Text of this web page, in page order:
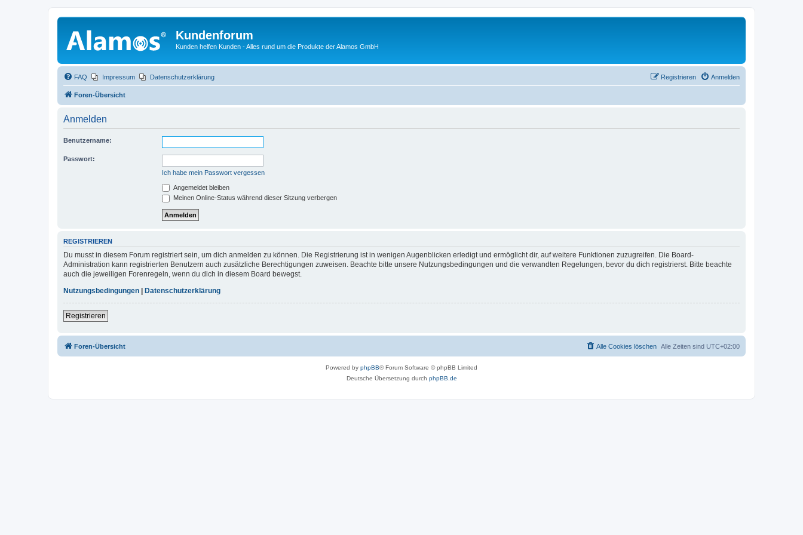
Kundenforum
Kunden helfen Kunden - Alles rund um die Produkte der Alamos GmbH
FAQ Impressum Datenschutzerklärung Anmelden
Registrieren
Foren-Übersicht
Anmelden
Benutzername:
Passwort:
Ich habe mein Passwort vergessen
Angemeldet bleiben
Meinen Online-Status während dieser Sitzung verbergen
REGISTRIEREN
Du musst in diesem Forum registriert sein, um dich anmelden zu können. Die Registrierung ist in wenigen Augenblicken erledigt und ermöglicht dir, auf weitere Funktionen zuzugreifen. Die Board-
Administration kann registrierten Benutzern auch zusätzliche Berechtigungen zuweisen. Beachte bitte unsere Nutzungsbedingungen und die verwandten Regelungen, bevor du dich registrierst. Bitte beachte
auch die jeweiligen Forenregeln, wenn du dich in diesem Board bewegst.
Nutzungsbedingungen
Datenschutzerklärung
Registrieren
Foren-Übersicht Alle Zeiten sind UTC+02:00
Alle Cookies löschen
Powered by phpBB® Forum Software © phpBB Limited
Deutsche Übersetzung durch phpBB.de